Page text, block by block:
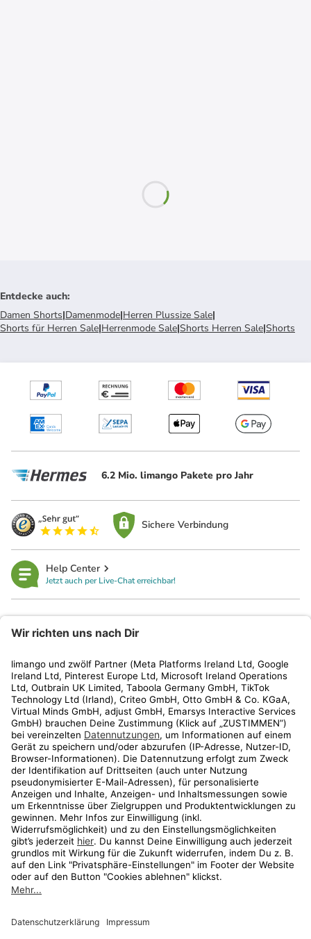
Entdecke auch:
Damen Shorts|Damenmode|Herren Plussize Sale|
Shorts für Herren Sale|Herrenmode Sale|Shorts Herren Sale|Shorts
6.2 Mio. limango Pakete pro Jahr
Sichere Verbindung
Help Center
Jetzt auch per Live-Chat erreichbar!
Kundenservice
Shop
Aktionen
Travel